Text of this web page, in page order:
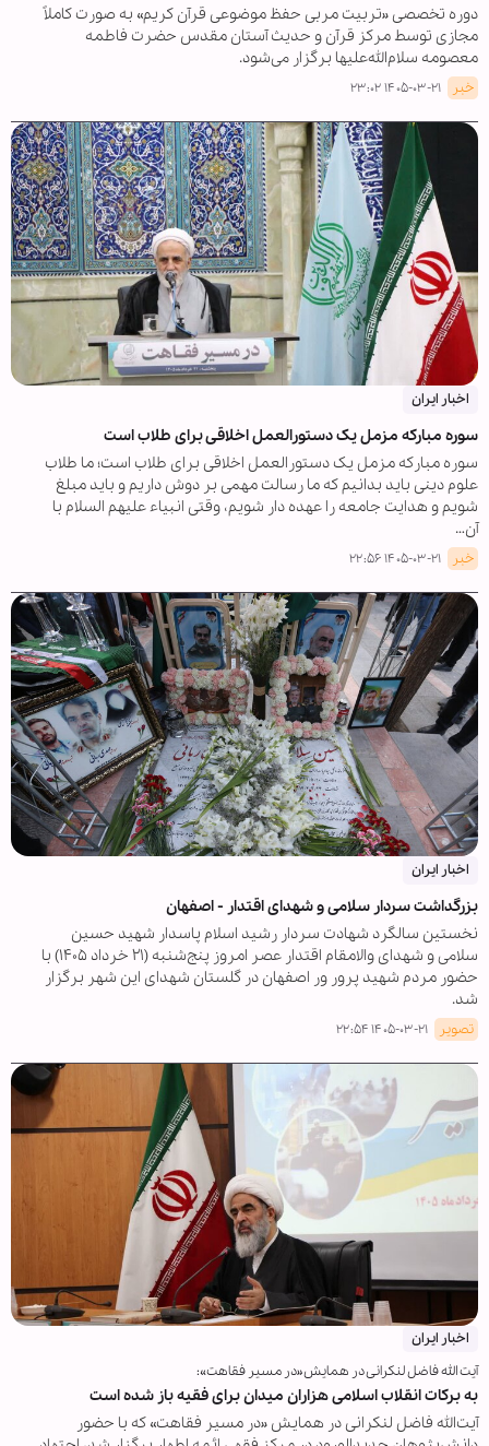
دوره تخصصی «تربیت مربی حفظ موضوعی قرآن کریم» به صورت کاملاً
مجازی توسط مرکز قرآن و حدیث آستان مقدس حضرت فاطمه
معصومه سلام‌الله‌علیها برگزار می‌شود.
خبر ۱۴۰۵-۰۳-۲۱ ۲۳:۰۲
اخبار ایران
سوره مبارکه مزمل یک دستورالعمل اخلاقی برای طلاب است
سوره مبارکه مزمل یک دستورالعمل اخلاقی برای طلاب است؛ ما طلاب
علوم دینی باید بدانیم که ما رسالت مهمی بر دوش داریم و باید مبلغ
شویم و هدایت جامعه را عهده دار شویم، وقتی انبیاء علیهم السلام با
آن…
خبر ۱۴۰۵-۰۳-۲۱ ۲۲:۵۶
اخبار ایران
بزرگداشت سردار سلامی و شهدای اقتدار - اصفهان
نخستین سالگرد شهادت سردار رشید اسلام پاسدار شهید حسین
سلامی و شهدای والامقام اقتدار عصر امروز پنج‌شنبه (۲۱ خرداد ۱۴۰۵) با
حضور مردم شهید پرور ور اصفهان در گلستان شهدای این شهر برگزار
شد.
تصویر ۱۴۰۵-۰۳-۲۱ ۲۲:۵۴
اخبار ایران
آیت الله فاضل لنکرانی در همایش«در مسیر فقاهت»:
به برکات انقلاب اسلامی هزاران میدان برای فقیه باز شده است
آیت‌الله فاضل لنکرانی در همایش «در مسیر فقاهت» که با حضور